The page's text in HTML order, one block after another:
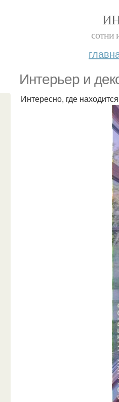
сотни
Интерьер и
Интересно, где